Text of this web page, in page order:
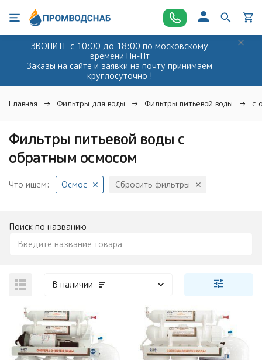
ЗВОНИТЕ с 10:00 до 18:00 по московскому
времени Пн-Пт
Заказы на сайте и заявки на почту принимаем
круглосуточно !
Главная Фильтры для воды Фильтры питьевой воды с
Фильтры питьевой воды с
обратным осмосом
Что ищем: Осмос Сбросить фильтры
Поиск по названию
В наличии